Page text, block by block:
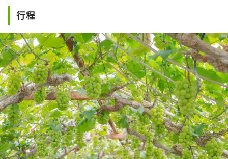
后乐园以及拥有历史、文化和艺术的仓敷美观
地区！
行程